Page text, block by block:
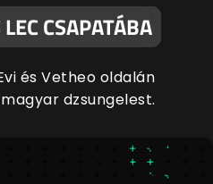
CSAPATÁBA
és Vetheo oldalán
dzsungelest.